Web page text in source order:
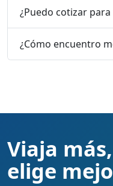
¿Puedo cotizar
¿Cómo encuentro
Viaja más,
elige